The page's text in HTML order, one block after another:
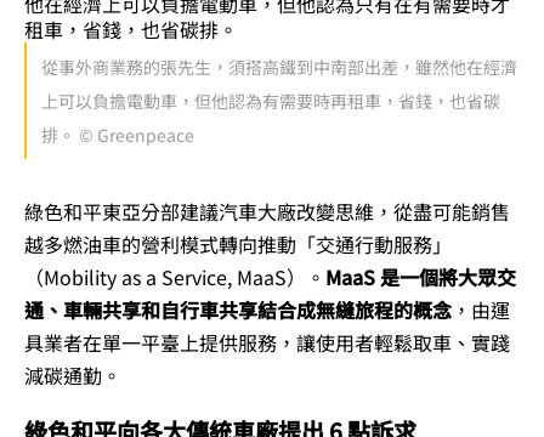
從事外商業務的張先生，須搭高鐵到中南部出差，雖然他在經濟
上可以負擔電動車，但他認為有需要時再租車，省錢，也省碳
排。 © Greenpeace
綠色和平東亞分部建議汽車大廠改變思維，從盡可能銷售
越多燃油車的營利模式轉向推動「交通行動服務」
（Mobility as a Service, MaaS）。 MaaS 是一個將大眾交
通、車輛共享和自行車共享結合成無縫旅程的概念，由運
具業者在單一平臺上提供服務，讓使用者輕鬆取車、實踐
減碳通勤。